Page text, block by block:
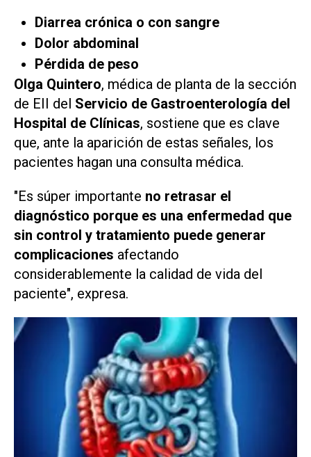
Diarrea crónica o con sangre
Dolor abdominal
Pérdida de peso
Olga Quintero, médica de planta de la sección
de EII del Servicio de Gastroenterología del
Hospital de Clínicas, sostiene que es clave
que, ante la aparición de estas señales, los
pacientes hagan una consulta médica.
"Es súper importante no retrasar el
diagnóstico porque es una enfermedad que
sin control y tratamiento puede generar
complicaciones afectando
considerablemente la calidad de vida del
paciente", expresa.